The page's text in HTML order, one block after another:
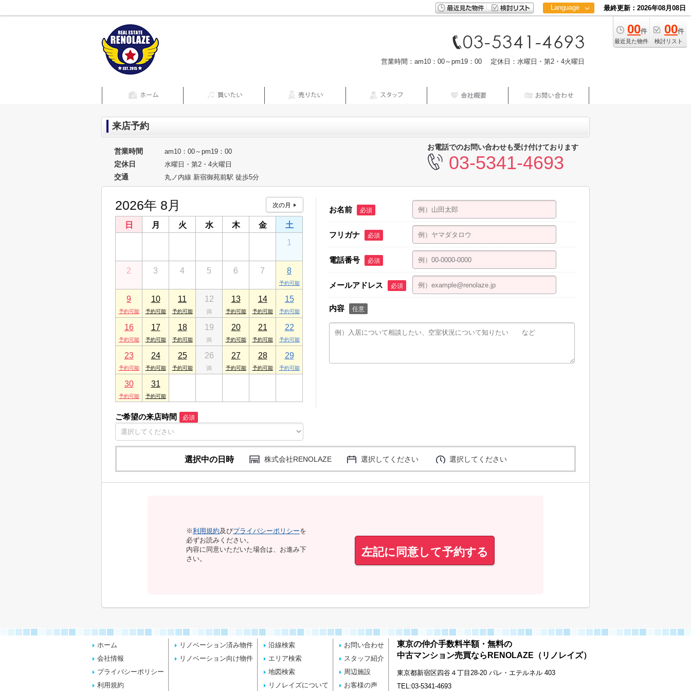
Language
中文
最終更新：2026年08月08日
00件
最近見た物件
00件
検討リスト
営業時間：am10：00～pm19：00 定休日：水曜日・第2・4火曜日
来店予約
営業時間 am10：00～pm19：00
定休日 水曜日・第2・4火曜日
交通 丸ノ内線 新宿御苑前駅 徒歩5分
お電話でのお問い合わせも受け付けております
03-5341-4693
2026年 8月
日 月 火 水 木 金
土
1
2 3 4 5 6 7 8
9 10 11 12 13 14 15
16 17 18 19 20 21 22
23 24 25 26 27 28 29
30 31
ご希望の来店時間 必須
お名前 必須
フリガナ 必須
電話番号 必須
メールアドレス 必須
内容 任意
選択中の日時 株式会社RENOLAZE 選択してください 選択してください
※利用規約及びプライバシーポリシーを
必ずお読みください。
内容に同意いただいた場合は、お進み下
さい。
左記に同意して予約する
ホーム
会社情報
プライバシーポリシー
利用規約
リノベーション済み物件
リノベーション向け物件
沿線検索
エリア検索
地図検索
リノレイズについて
お問い合わせ
スタッフ紹介
周辺施設
お客様の声
東京の仲介手数料半額・無料の
中古マンション売買ならRENOLAZE（リノレイズ）
東京都新宿区四谷４丁目28-20 パレ・エテルネル 403
TEL:03-5341-4693